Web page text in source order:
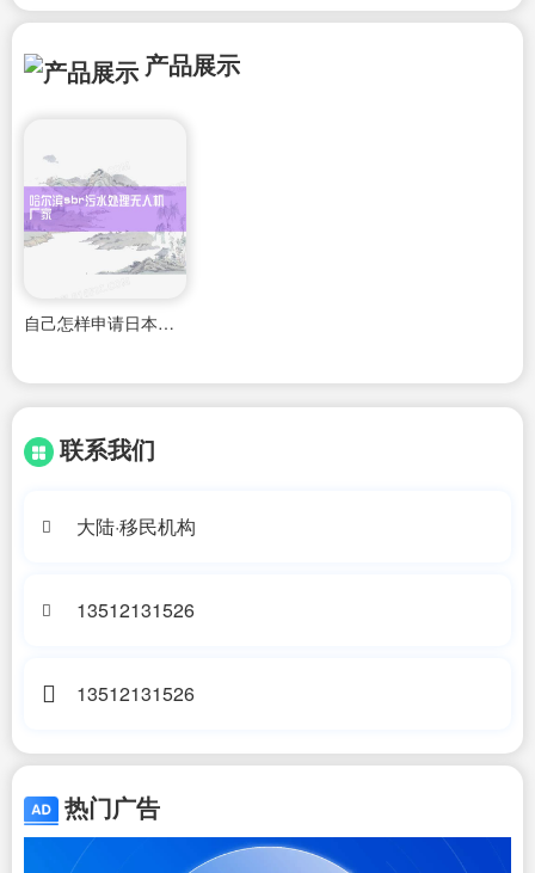
产品展示
自己怎样申请日本经营管理签证
联系我们
大陆·移民机构
13512131526
13512131526
热门广告